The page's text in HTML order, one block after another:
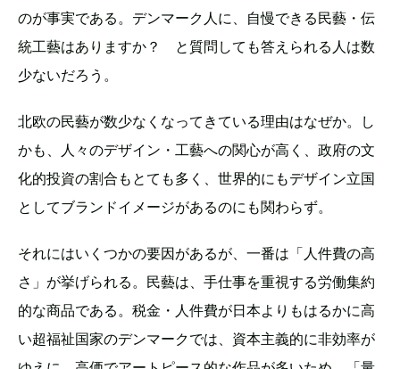
のが事実である。デンマーク人に、自慢できる民藝・伝
統工藝はありますか？ と質問しても答えられる人は数
少ないだろう。
北欧の民藝が数少なくなってきている理由はなぜか。し
かも、人々のデザイン・工藝への関心が高く、政府の文
化的投資の割合もとても多く、世界的にもデザイン立国
としてブランドイメージがあるのにも関わらず。
それにはいくつかの要因があるが、一番は「人件費の高
さ」が挙げられる。民藝は、手仕事を重視する労働集約
的な商品である。税金・人件費が日本よりもはるかに高
い超福祉国家のデンマークでは、資本主義的に非効率が